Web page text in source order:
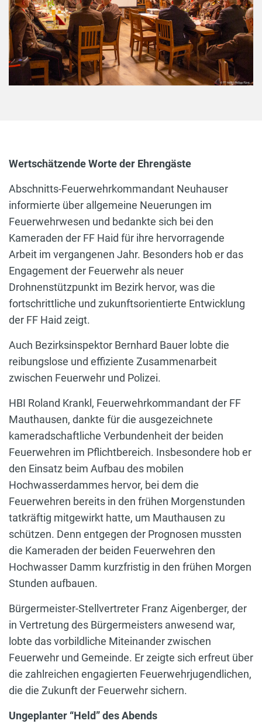
Wertschätzende Worte der Ehrengäste
Abschnitts-Feuerwehrkommandant Neuhauser
informierte über allgemeine Neuerungen im
Feuerwehrwesen und bedankte sich bei den
Kameraden der FF Haid für ihre hervorragende
Arbeit im vergangenen Jahr. Besonders hob er das
Engagement der Feuerwehr als neuer
Drohnenstützpunkt im Bezirk hervor, was die
fortschrittliche und zukunftsorientierte Entwicklung
der FF Haid zeigt.
Auch Bezirksinspektor Bernhard Bauer lobte die
reibungslose und effiziente Zusammenarbeit
zwischen Feuerwehr und Polizei.
HBI Roland Krankl, Feuerwehrkommandant der FF
Mauthausen, dankte für die ausgezeichnete
kameradschaftliche Verbundenheit der beiden
Feuerwehren im Pflichtbereich. Insbesondere hob er
den Einsatz beim Aufbau des mobilen
Hochwasserdammes hervor, bei dem die
Feuerwehren bereits in den frühen Morgenstunden
tatkräftig mitgewirkt hatte, um Mauthausen zu
schützen. Denn entgegen der Prognosen mussten
die Kameraden der beiden Feuerwehren den
Hochwasser Damm kurzfristig in den frühen Morgen
Stunden aufbauen.
Bürgermeister-Stellvertreter Franz Aigenberger, der
in Vertretung des Bürgermeisters anwesend war,
lobte das vorbildliche Miteinander zwischen
Feuerwehr und Gemeinde. Er zeigte sich erfreut über
die zahlreichen engagierten Feuerwehrjugendlichen,
die die Zukunft der Feuerwehr sichern.
Ungeplanter “Held” des Abends